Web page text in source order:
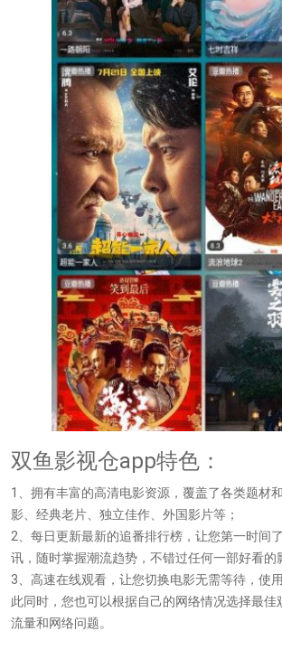
双鱼影视仓app特色：
1、拥有丰富的高清电影资源，覆盖了各类题材
影、经典老片、独立佳作、外国影片等；
2、每日更新最新的追番排行榜，让您第一时间
讯，随时掌握潮流趋势，不错过任何一部好看的
3、高速在线观看，让您切换电影无需等待，使
此同时，您也可以根据自己的网络情况选择最佳
流量和网络问题。